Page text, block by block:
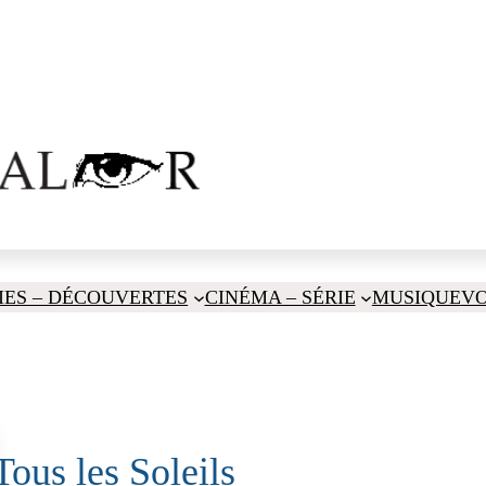
– DÉCOUVERTES CINÉMA – SÉRIE MUSIQUE
les Soleils